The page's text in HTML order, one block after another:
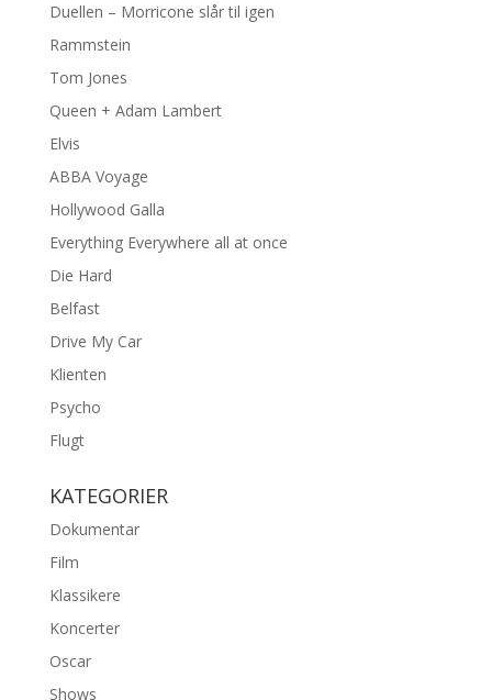
Duellen – Morricone slår til igen
Rammstein
Tom Jones
Queen + Adam Lambert
Elvis
ABBA Voyage
Hollywood Galla
Everything Everywhere all at once
Die Hard
Belfast
Drive My Car
Klienten
Psycho
Flugt
KATEGORIER
Dokumentar
Film
Klassikere
Koncerter
Oscar
Shows